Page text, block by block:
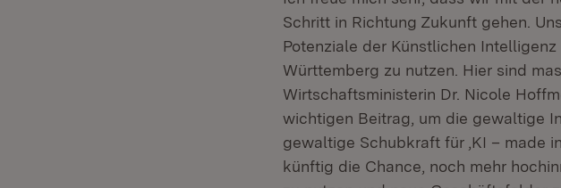
Schritt in Richtung Zukunft gehen.
Potenziale der Künstlichen
Württemberg zu nutzen. Hier sind
Wirtschaftsministerin Dr. Nicole
wichtigen Beitrag, um die gewaltige
gewaltige Schubkraft für ‚KI – made
künftig die Chance, noch mehr